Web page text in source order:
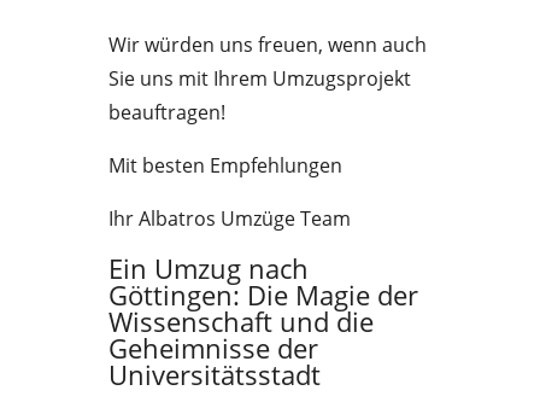
Wir würden uns freuen, wenn auch
Sie uns mit Ihrem Umzugsprojekt
beauftragen!
Mit besten Empfehlungen
Ihr Albatros Umzüge Team
Ein Umzug nach
Göttingen: Die Magie der
Wissenschaft und die
Geheimnisse der
Universitätsstadt